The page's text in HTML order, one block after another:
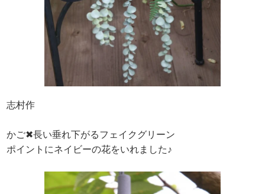
志村作
かご✖長い垂れ下がるフェイクグリーン
ポイントにネイビーの花をいれました♪